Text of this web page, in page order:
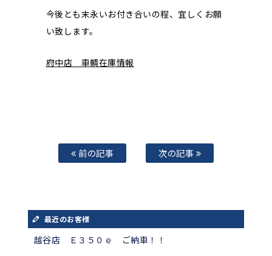
今後とも末永いお付き合いの程、宜しくお願
い致します。
府中店 車輌在庫情報
前の記事 次の記事
最近のお客様
越谷店 Ｅ３５０ｅ ご納車！！